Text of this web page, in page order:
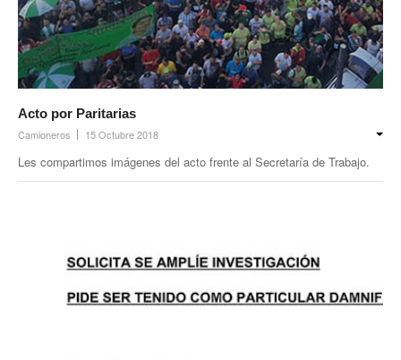
Acto por Paritarias
Camioneros 15 Octubre 2018
Les compartimos imágenes del acto frente al Secretaría de Trabajo.